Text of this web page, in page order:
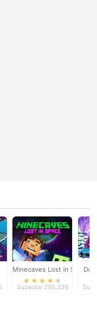
Minecaves Lost in Space
Suzaista: 293,336